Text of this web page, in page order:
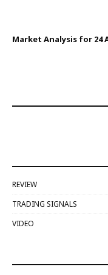
Market Analysis for 24
REVIEW
TRADING SIGNALS
VIDEO